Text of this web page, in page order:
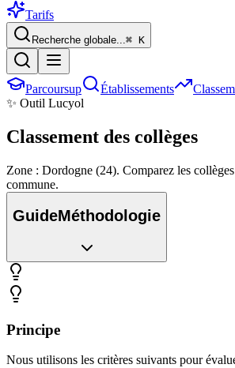
Tarifs
Recherche globale...⌘ K
Parcoursup Établissements
✨ Outil Lucyol
Classement des collèges
Zone : Dordogne (24). Comparez les
commune.
GuideMéthodologie
Principe
Nous utilisons les critères suivants pour